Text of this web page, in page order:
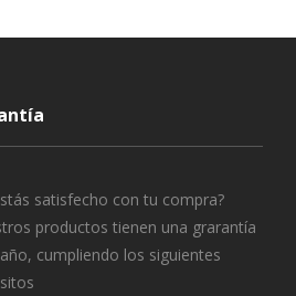
satisfecho con tu compra?
productos tienen una grarantía
cumpliendo los siguientes